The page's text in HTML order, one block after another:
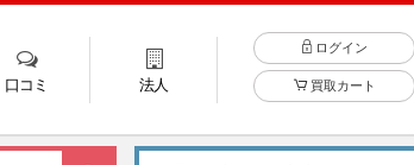
口コミ 法人
ログイン
買取カート